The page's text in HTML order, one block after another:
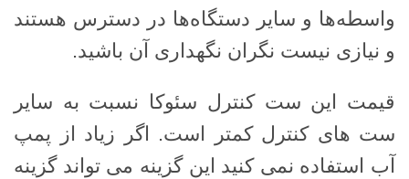
واسطه‌ها و سایر دستگاه‌ها در دسترس هستند
و نیازی نیست نگران نگهداری آن باشید.
قیمت این ست کنترل سئوکا نسبت به سایر
ست های کنترل کمتر است. اگر زیاد از پمپ
آب استفاده نمی کنید این گزینه می تواند گزینه